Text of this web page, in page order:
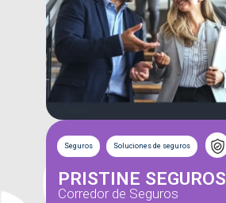
Seguros Soluciones de seguros
PRISTINE SEGUROS
Corredor de Seguros